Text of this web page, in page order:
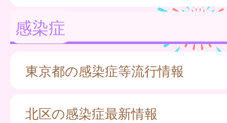
感染症
東京都の感染症等流行情報
北区の感染症最新情報